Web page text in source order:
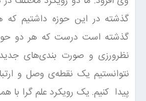
گذشته در این حوزه داشتیم
گذشته است درست که هر دو
نظرورزی و صورت بندی‌های
نتوانستیم یک نقطه‌ی وصل و
پیدا کنیم. یک رویکرد علم گرا